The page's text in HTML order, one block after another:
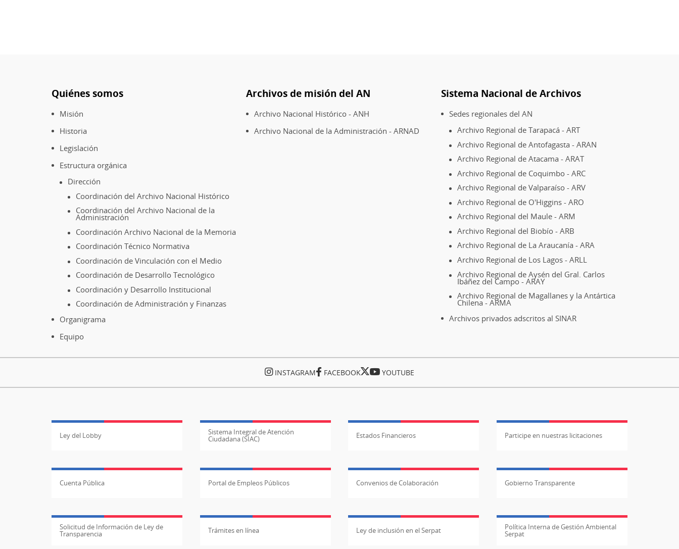
Quiénes somos
Misión
Historia
Legislación
Estructura orgánica
Dirección
Coordinación del Archivo Nacional Histórico
Coordinación del Archivo Nacional de la
Administración
Coordinación Archivo Nacional de la Memoria
Coordinación Técnico Normativa
Coordinación de Vinculación con el Medio
Coordinación de Desarrollo Tecnológico
Coordinación y Desarrollo Institucional
Coordinación de Administración y Finanzas
Organigrama
Equipo
Archivos de misión del AN
Archivo Nacional Histórico - ANH
Archivo Nacional de la Administración - ARNAD
Sistema Nacional de Archivos
Sedes regionales del AN
Archivo Regional de Tarapacá - ART
Archivo Regional de Antofagasta - ARAN
Archivo Regional de Atacama - ARAT
Archivo Regional de Coquimbo - ARC
Archivo Regional de Valparaíso - ARV
Archivo Regional de O'Higgins - ARO
Archivo Regional del Maule - ARM
Archivo Regional del Biobío - ARB
Archivo Regional de La Araucanía - ARA
Archivo Regional de Los Lagos - ARLL
Archivo Regional de Aysén del Gral. Carlos
Ibáñez del Campo - ARAY
Archivo Regional de Magallanes y la Antártica
Chilena - ARMA
Archivos privados adscritos al SINAR
INSTAGRAM FACEBOOK YOUTUBE
Ley del Lobby Sistema Integral de Atención
Ciudadana (SIAC) Estados Financieros Participe en nuestras licitaciones
Cuenta Pública Portal de Empleos Públicos Convenios de Colaboración Gobierno Transparente
Solicitud de Información de Ley de
Transparencia Trámites en línea Ley de inclusión en el Serpat Política Interna de Gestión Ambiental
Serpat